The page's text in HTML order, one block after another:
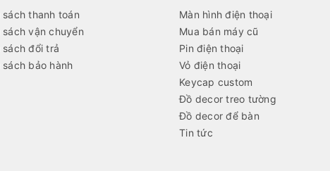
sách thanh toán
sách vận chuyển
sách đổi trả
sách bảo hành
Màn hình điện thoại
Mua bán máy cũ
Pin điện thoại
Vỏ điện thoại
Keycap custom
Đồ decor treo tường
Đồ decor để bàn
Tin tức